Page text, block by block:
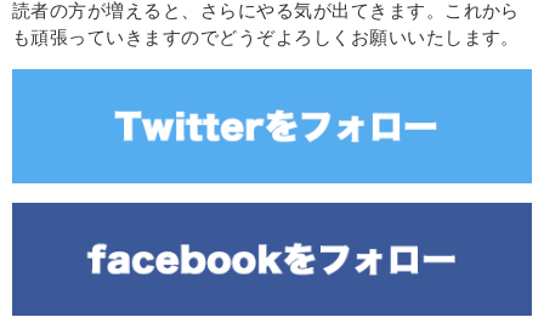
読者の方が増えると、さらにやる気が出てきます。これから
も頑張っていきますのでどうぞよろしくお願いいたします。